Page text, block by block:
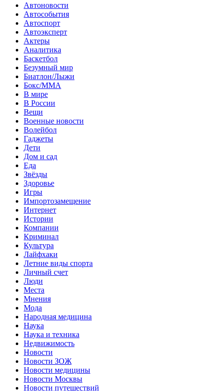
Автоновости
Автособытия
Автоспорт
Автоэксперт
Актеры
Аналитика
Баскетбол
Безумный мир
Биатлон/Лыжи
Бокс/MMA
В мире
В России
Вещи
Военные новости
Волейбол
Гаджеты
Дети
Дом и сад
Еда
Звёзды
Здоровье
Игры
Импортозамещение
Интернет
Истории
Компании
Криминал
Культура
Лайфхаки
Летние виды спорта
Личный счет
Люди
Места
Мнения
Мода
Народная медицина
Наука
Наука и техника
Недвижимость
Новости
Новости ЗОЖ
Новости медицины
Новости Москвы
Новости путешествий